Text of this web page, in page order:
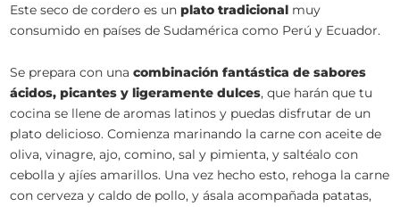
Este seco de cordero es unplato tradicional muy
consumido en países de Sudamérica como Perú y Ecuador.
Se prepara con unacombinación fantástica de sabores
ácidos, picantes y ligeramente dulces, que harán que tu
cocina se llene de aromas latinos y puedas disfrutar de un
plato delicioso. Comienza marinando la carne con aceite de
oliva, vinagre, ajo, comino, sal y pimienta, y saltéalo con
cebolla y ajíes amarillos. Una vez hecho esto, rehoga la carne
con cerveza y caldo de pollo, y ásala acompañada patatas,